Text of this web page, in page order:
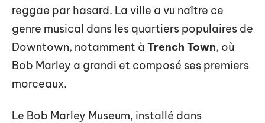
reggae par hasard. La ville a vu naître ce
genre musical dans les quartiers populaires de
Downtown, notamment à Trench Town, où
Bob Marley a grandi et composé ses premiers
morceaux.
Le Bob Marley Museum, installé dans